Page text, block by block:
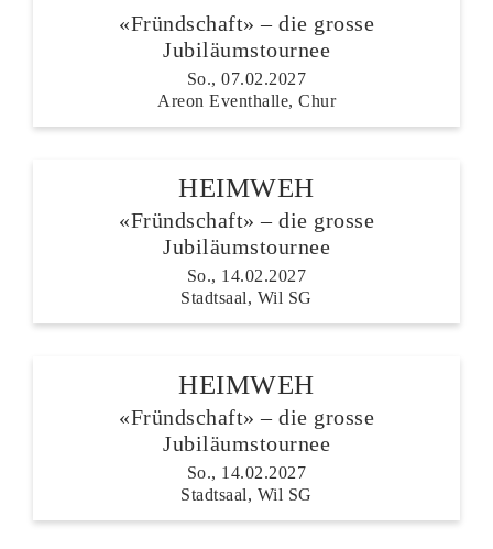
«Fründschaft» – die grosse
Jubiläumstournee
So., 07.02.2027
Areon Eventhalle, Chur
HEIMWEH
«Fründschaft» – die grosse
Jubiläumstournee
So., 14.02.2027
Stadtsaal, Wil SG
HEIMWEH
«Fründschaft» – die grosse
Jubiläumstournee
So., 14.02.2027
Stadtsaal, Wil SG